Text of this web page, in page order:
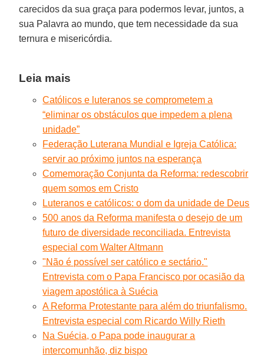
carecidos da sua graça para podermos levar, juntos, a
sua Palavra ao mundo, que tem necessidade da sua
ternura e misericórdia.
Leia mais
Católicos e luteranos se comprometem a
“eliminar os obstáculos que impedem a plena
unidade”
Federação Luterana Mundial e Igreja Católica:
servir ao próximo juntos na esperança
Comemoração Conjunta da Reforma: redescobrir
quem somos em Cristo
Luteranos e católicos: o dom da unidade de Deus
500 anos da Reforma manifesta o desejo de um
futuro de diversidade reconciliada. Entrevista
especial com Walter Altmann
"Não é possível ser católico e sectário."
Entrevista com o Papa Francisco por ocasião da
viagem apostólica à Suécia
A Reforma Protestante para além do triunfalismo.
Entrevista especial com Ricardo Willy Rieth
Na Suécia, o Papa pode inaugurar a
intercomunhão, diz bispo